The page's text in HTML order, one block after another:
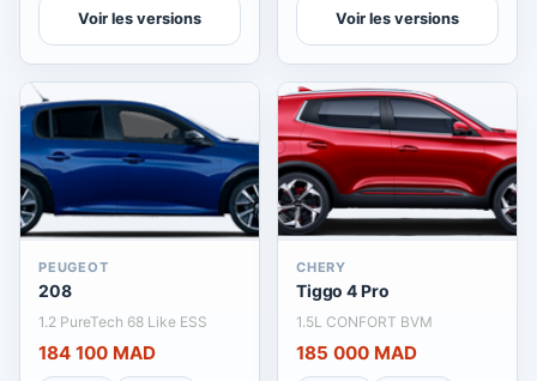
Voir les versions Voir les versions
PEUGEOT
208
1.2 PureTech 68 Like ESS
184 100 MAD
CHERY
Tiggo 4 Pro
1.5L CONFORT BVM
185 000 MAD